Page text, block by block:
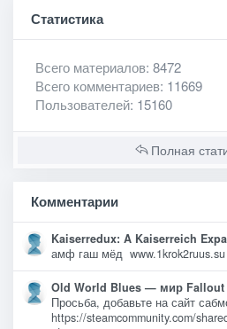
Статистика
Всего материалов: 8472
Всего комментариев: 11669
Пользователей: 15160
Полная
Комментарии
Kaiserredux: A Kaiserreich
амф гаш мёд www.1krok2ruus.su
Old World Blues — мир Fallout
Просьба, добавьте на сайт
https://steamcommunity.com/